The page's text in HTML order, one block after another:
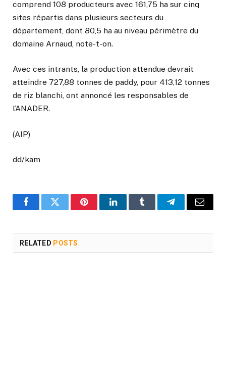
comprend 108 producteurs avec 161,75 ha sur cinq
sites répartis dans plusieurs secteurs du
département, dont 80,5 ha au niveau périmètre du
domaine Arnaud, note-t-on.
Avec ces intrants, la production attendue devrait
atteindre 727,88 tonnes de paddy, pour 413,12 tonnes
de riz blanchi, ont annoncé les responsables de
l’ANADER.
(AIP)
dd/kam
FacebookTwitter PinterestLinkedInTumblr TelegramEmail
RELATED POSTS